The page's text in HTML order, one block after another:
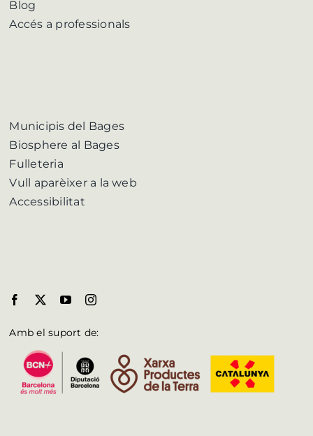
Blog
Accés a professionals
Municipis del Bages
Biosphere al Bages
Fulleteria
Vull aparèixer a la web
Accessibilitat
Amb el suport de: